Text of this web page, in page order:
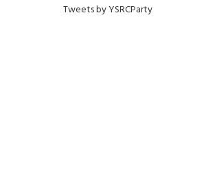
Tweets by YSRCParty